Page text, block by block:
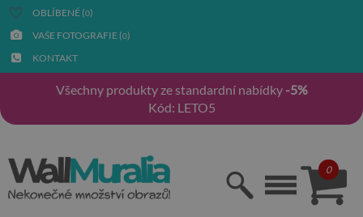
OBLÍBENÉ (0)
VAŠE FOTOGRAFIE (0)
KONTAKT
Všechny produkty ze standardní nabídky -5%
Kód: LETO5
0